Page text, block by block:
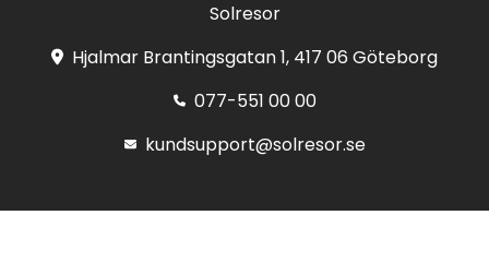
Solresor
Hjalmar Brantingsgatan 1, 417 06 Göteborg
077-551 00 00
kundsupport@solresor.se